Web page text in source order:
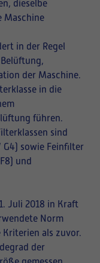
dieselbe
Maschine
in der Regel
der Maschine.
in die
führen.
sind
G4) sowie Feinfilter
und
Juli 2018 in Kraft
Norm
Kriterien als zuvor.
der